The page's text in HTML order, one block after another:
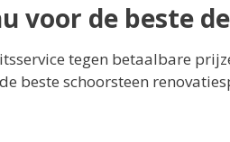
voor de beste
tegen betaalbare
beste schoorsteen